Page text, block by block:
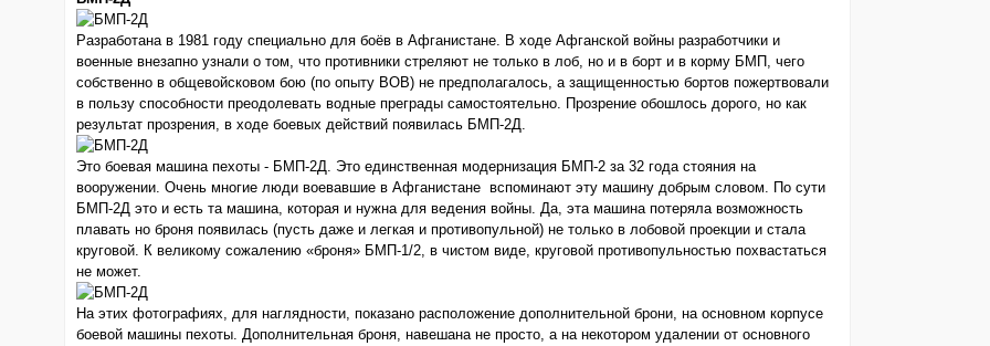
Разработана в 1981 году специально для боёв в Афганистане. В ходе Афганской войны разработчики и
военные внезапно узнали о том, что противники стреляют не только в лоб, но и в борт и в корму БМП, чего
собственно в общевойсковом бою (по опыту ВОВ) не предполагалось, а защищенностью бортов пожертвовали
в пользу способности преодолевать водные преграды самостоятельно. Прозрение обошлось дорого, но как
результат прозрения, в ходе боевых действий появилась БМП-2Д.
Это боевая машина пехоты - БМП-2Д. Это единственная модернизация БМП-2 за 32 года стояния на
вооружении. Очень многие люди воевавшие в Афганистане вспоминают эту машину добрым словом. По сути
БМП-2Д это и есть та машина, которая и нужна для ведения войны. Да, эта машина потеряла возможность
плавать но броня появилась (пусть даже и легкая и противопульной) не только в лобовой проекции и стала
круговой. К великому сожалению «броня» БМП-1/2, в чистом виде, круговой противопульностью похвастаться
не может.
На этих фотографиях, для наглядности, показано расположение дополнительной брони, на основном корпусе
боевой машины пехоты. Дополнительная броня, навешана не просто, а на некотором удалении от основного